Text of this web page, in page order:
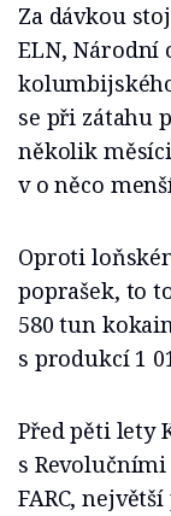
Za dávkou
ELN, Národní
se při zátahu
několik
v o něco
Oproti
poprašek, to
580 tun
s produkcí 1
Před pěti lety
s
FARC,